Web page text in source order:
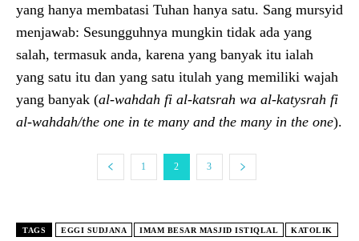
yang hanya membatasi Tuhan hanya satu. Sang mursyid
menjawab: Sesungguhnya mungkin tidak ada yang
salah, termasuk anda, karena yang ban­yak itu ialah
yang satu itu dan yang satu itulah yang memiliki wajah
yang banyak (al-wahdah fi al-katsrah wa al-katysrah fi
al-wahdah/the one in te many and the many in the one).
1 2 3
TAGS EGGI SUDJANA IMAM BESAR MASJID ISTIQLAL KATOLIK